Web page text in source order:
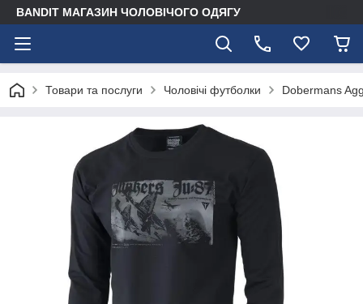
BANDIT МАГАЗИН ЧОЛОВІЧОГО ОДЯГУ
Товари та послуги Чоловічі футболки Dobermans